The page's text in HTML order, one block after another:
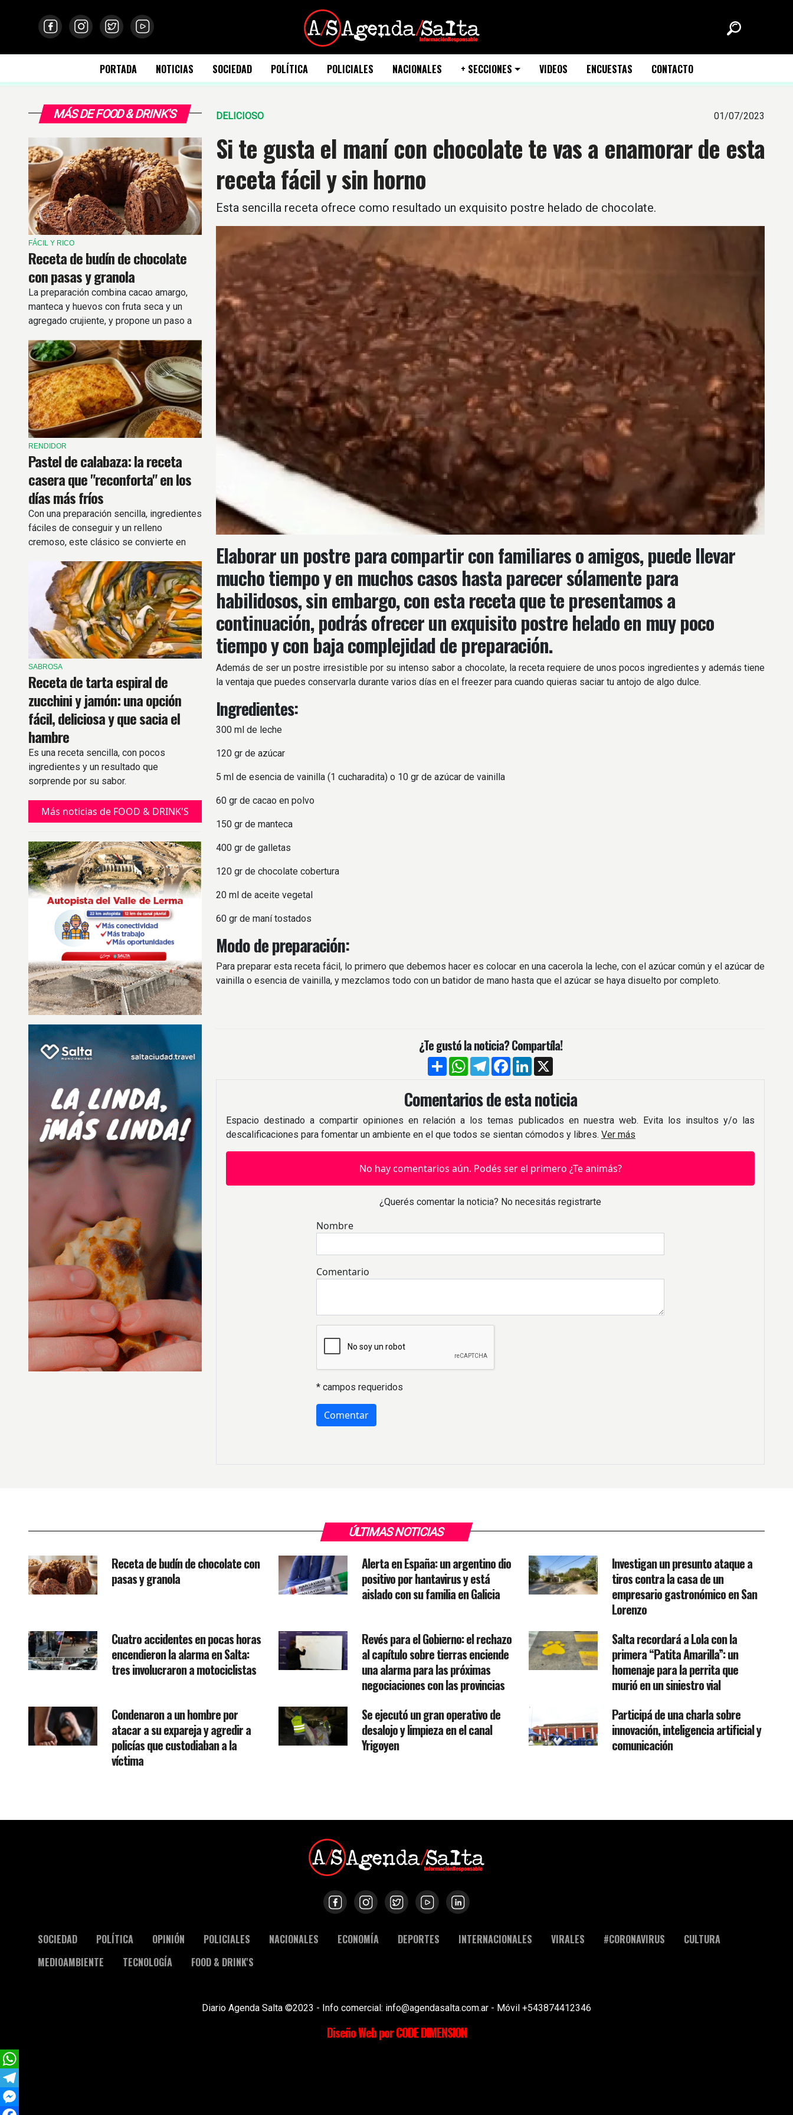
PORTADA NOTICIAS SOCIEDAD POLÍTICA POLICIALES NACIONALES + SECCIONES VIDEOS ENCUESTAS CONTACTO
MÁS DE FOOD & DRINK'S
FÁCIL Y RICO
Receta de budín de chocolate
con pasas y granola
La preparación combina cacao amargo,
manteca y huevos con fruta seca y un
agregado crujiente, y propone un paso a
en poco más de una hora.
RENDIDOR
Pastel de calabaza: la receta
casera que "reconforta" en los
días más fríos
Con una preparación sencilla, ingredientes
fáciles de conseguir y un relleno
cremoso, este clásico se convierte en
familia.
SABROSA
Receta de tarta espiral de
zucchini y jamón: una opción
fácil, deliciosa y que sacia el
hambre
Es una receta sencilla, con pocos
ingredientes y un resultado que
sorprende por su sabor.
Más noticias de FOOD & DRINK'S
DELICIOSO 01/07/2023
Si te gusta el maní con chocolate te vas a enamorar de esta
receta fácil y sin horno
Esta sencilla receta ofrece como resultado un exquisito postre helado de chocolate.
Elaborar un postre para compartir con familiares o amigos, puede llevar
mucho tiempo y en muchos casos hasta parecer sólamente para
habilidosos, sin embargo, con esta receta que te presentamos a
continuación, podrás ofrecer un exquisito postre helado en muy poco
tiempo y con baja complejidad de preparación.
Además de ser un postre irresistible por su intenso sabor a chocolate, la receta requiere de unos pocos ingredientes y además tiene
la ventaja que puedes conservarla durante varios días en el freezer para cuando quieras saciar tu antojo de algo dulce.
Ingredientes:
300 ml de leche
120 gr de azúcar
5 ml de esencia de vainilla (1 cucharadita) o 10 gr de azúcar de vainilla
60 gr de cacao en polvo
150 gr de manteca
400 gr de galletas
120 gr de chocolate cobertura
20 ml de aceite vegetal
60 gr de maní tostados
Modo de preparación:
Para preparar esta receta fácil, lo primero que debemos hacer es colocar en una cacerola la leche, con el azúcar común y el azúcar de
vainilla o esencia de vainilla, y mezclamos todo con un batidor de mano hasta que el azúcar se haya disuelto por completo.
¿Te gustó la noticia? Compartíla!
CompartirWhatsApp
TelegramFacebook
LinkedIn
Comentarios de esta noticia
Espacio destinado a compartir opiniones en relación a los temas publicados en nuestra web. Evita los insultos y/o las
descalificaciones para fomentar un ambiente en el que todos se sientan cómodos y libres. Ver más
No hay comentarios aún. Podés ser el primero ¿Te animás?
¿Querés comentar la noticia? No necesitás registrarte
Nombre
Comentario
* campos requeridos
ÚLTIMAS NOTICIAS
Receta de budín de chocolate con
pasas y granola
Alerta en España: un argentino dio
positivo por hantavirus y está
aislado con su familia en Galicia
Investigan un presunto ataque a
tiros contra la casa de un
empresario gastronómico en San
Lorenzo
Cuatro accidentes en pocas horas
encendieron la alarma en Salta:
tres involucraron a motociclistas
Revés para el Gobierno: el rechazo
al capítulo sobre tierras enciende
una alarma para las próximas
negociaciones con las provincias
Salta recordará a Lola con la
primera “Patita Amarilla”: un
homenaje para la perrita que
murió en un siniestro vial
Condenaron a un hombre por
atacar a su expareja y agredir a
policías que custodiaban a la
víctima
Se ejecutó un gran operativo de
desalojo y limpieza en el canal
Yrigoyen
Participá de una charla sobre
innovación, inteligencia artificial y
comunicación
SOCIEDAD POLÍTICA OPINIÓN POLICIALES NACIONALES ECONOMÍA DEPORTES INTERNACIONALES VIRALES #CORONAVIRUS
CULTURA
MEDIOAMBIENTE
TECNOLOGÍA FOOD & DRINK'S
Diario Agenda Salta ©2023 - Info comercial: info@agendasalta.com.ar - Móvil +543874412346
Diseño Web por CODE DIMENSION
WhatsApp
Telegram
Messenger